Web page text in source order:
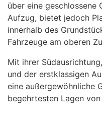
über eine geschlossene
Aufzug, bietet jedoch
innerhalb des
Fahrzeuge am oberen
Mit ihrer
und der erstklassigen
eine außergewöhnliche
begehrtesten Lagen